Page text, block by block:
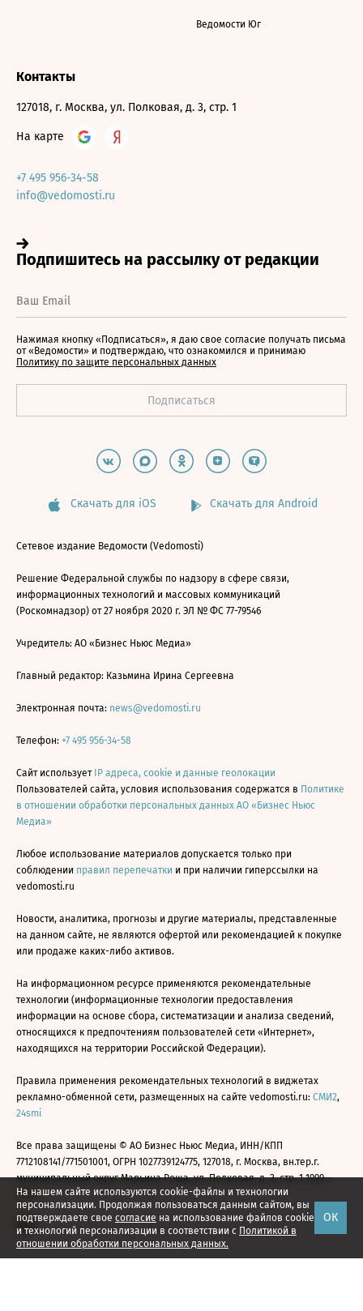
На нашем сайте используются cookie-файлы и технологии
персонализации. Продолжая пользоваться данным сайтом, вы
подтверждаете свое согласие на использование файлов cookie
и технологий персонализации в соответствии с Политикой в
отношении обработки персональных данных.
ОК
Ведомости Юг
Контакты
127018, г. Москва, ул. Полковая, д. 3, стр. 1
На карте
+7 495 956-34-58
info@vedomosti.ru
Нажимая кнопку «Подписаться», я даю свое согласие получать письма
от «Ведомости» и подтверждаю, что ознакомился и принимаю
Политику по защите персональных данных
Скачать для iOS Скачать для Android
Сетевое издание Ведомости (Vedomosti)
Решение Федеральной службы по надзору в сфере связи,
информационных технологий и массовых коммуникаций
(Роскомнадзор) от 27 ноября 2020 г. ЭЛ № ФС 77-79546
Учредитель: АО «Бизнес Ньюс Медиа»
Главный редактор: Казьмина Ирина Сергеевна
Электронная почта: news@vedomosti.ru
Телефон: +7 495 956-34-58
Сайт использует IP адреса, cookie и данные геолокации
Пользователей сайта, условия использования содержатся в Политике
в отношении обработки персональных данных АО «Бизнес Ньюс
Медиа»
Любое использование материалов допускается только при
соблюдении правил перепечатки и при наличии гиперссылки на
vedomosti.ru
Новости, аналитика, прогнозы и другие материалы, представленные
на данном сайте, не являются офертой или рекомендацией к покупке
или продаже каких-либо активов.
На информационном ресурсе применяются рекомендательные
технологии (информационные технологии предоставления
информации на основе сбора, систематизации и анализа сведений,
относящихся к предпочтениям пользователей сети «Интернет»,
находящихся на территории Российской Федерации).
Правила применения рекомендательных технологий в виджетах
рекламно-обменной сети, размещенных на сайте vedomosti.ru: СМИ2,
24smi
Все права защищены © АО Бизнес Ньюс Медиа, ИНН/КПП
7712108141/771501001, ОГРН 1027739124775, 127018, г. Москва, вн.тер.г.
муниципальный округ Марьина Роща, ул. Полковая, д. 3, стр. 1 1999—
2026